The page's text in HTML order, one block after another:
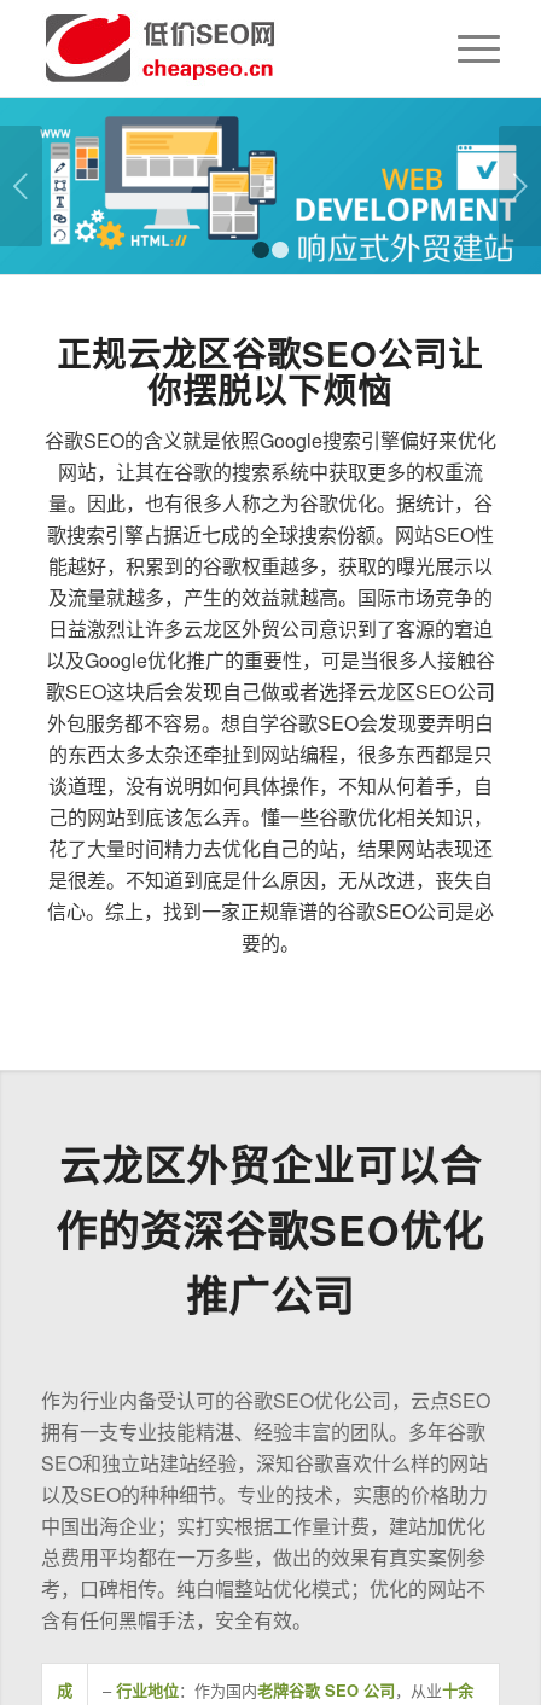
下一页
1 2
正规云龙区谷歌SEO公司让
你摆脱以下烦恼
谷歌SEO的含义就是依照Google搜索引擎偏好来优化
网站，让其在谷歌的搜索系统中获取更多的权重流
量。因此，也有很多人称之为谷歌优化。据统计，谷
歌搜索引擎占据近七成的全球搜索份额。网站SEO性
能越好，积累到的谷歌权重越多，获取的曝光展示以
及流量就越多，产生的效益就越高。国际市场竞争的
日益激烈让许多云龙区外贸公司意识到了客源的窘迫
以及Google优化推广的重要性，可是当很多人接触谷
歌SEO这块后会发现自己做或者选择云龙区SEO公司
外包服务都不容易。想自学谷歌SEO会发现要弄明白
的东西太多太杂还牵扯到网站编程，很多东西都是只
谈道理，没有说明如何具体操作，不知从何着手，自
己的网站到底该怎么弄。懂一些谷歌优化相关知识，
花了大量时间精力去优化自己的站，结果网站表现还
是很差。不知道到底是什么原因，无从改进，丧失自
信心。综上，找到一家正规靠谱的谷歌SEO公司是必
要的。
云龙区外贸企业可以合
作的资深谷歌SEO优化
推广公司
作为行业内备受认可的谷歌SEO优化公司，云点SEO
拥有一支专业技能精湛、经验丰富的团队。多年谷歌
SEO和独立站建站经验，深知谷歌喜欢什么样的网站
以及SEO的种种细节。专业的技术，实惠的价格助力
中国出海企业；实打实根据工作量计费，建站加优化
总费用平均都在一万多些，做出的效果有真实案例参
考，口碑相传。纯白帽整站优化模式；优化的网站不
含有任何黑帽手法，安全有效。
成
–行业地位：作为国内老牌谷歌 SEO 公司，从业十余